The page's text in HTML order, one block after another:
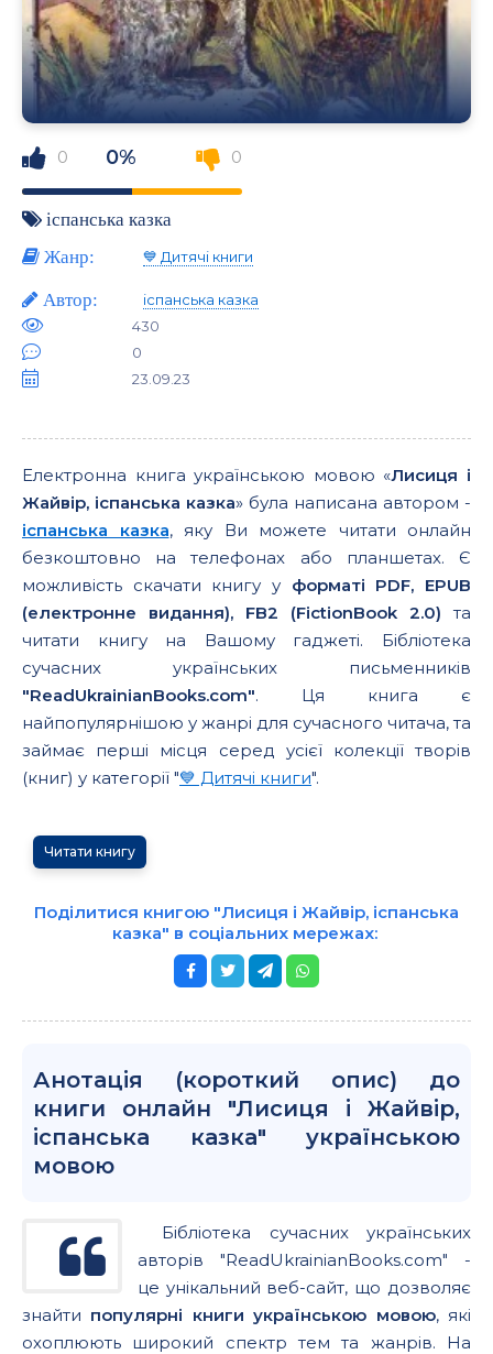
0 0% 0
іспанська казка
Жанр:
💙 Дитячі книги
Автор:
іспанська казка
430
0
23.09.23
Електронна книга українською мовою «Лисиця і
Жайвір, іспанська казка» була написана автором -
іспанська казка, яку Ви можете читати онлайн
безкоштовно на телефонах або планшетах. Є
можливість скачати книгу у форматі PDF, EPUB
(електронне видання), FB2 (FictionBook 2.0) та
читати книгу на Вашому гаджеті. Бібліотека
сучасних українських письменників
"ReadUkrainianBooks.com". Ця книга є
найпопулярнішою у жанрі для сучасного читача, та
займає перші місця серед усієї колекції творів
(книг) у категорії "💙 Дитячі книги".
Читати книгу
Поділитися книгою "Лисиця і Жайвір, іспанська
казка" в соціальних мережах:
Анотація (короткий опис) до
книги онлайн "Лисиця і Жайвір,
іспанська казка" українською
мовою
Бібліотека сучасних українських
авторів "ReadUkrainianBooks.com" -
це унікальний веб-сайт, що дозволяє
знайти популярні книги українською мовою, які
охоплюють широкий спектр тем та жанрів. На